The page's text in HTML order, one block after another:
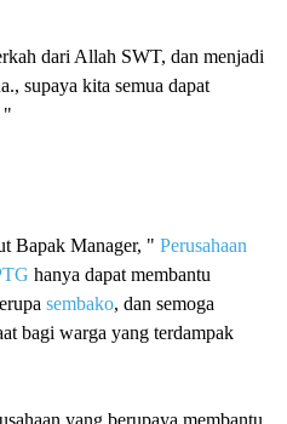
dari Allah SWT, dan menjadi
supaya kita semua dapat
"
Bapak Manager, " Perusahaan
hanya dapat membantu
sembako, dan semoga
bagi warga yang terdampak
yang berupaya membantu